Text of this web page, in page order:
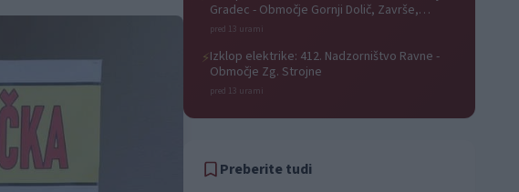
Gradec - Območje Gornji Dolič, Završe,
Kozjak, Tolsti vrh pri Mislinji, Srednji Dolič,
pred 13 urami
⚡Izklop elektrike: 412. Nadzorništvo Ravne -
Območje Zg. Strojne
pred 13 urami
Preberite tudi